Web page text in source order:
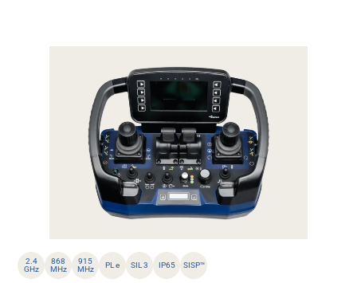
2.4
GHz
868
MHz
915
MHz
PL e SIL 3 IP65 SISP™